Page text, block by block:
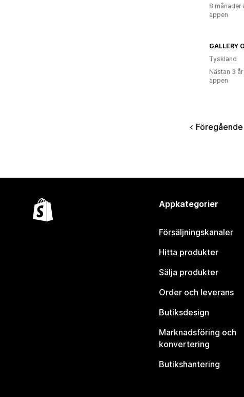
8 månader
appen
GALLERY
Tyskland
Nästan 3
appen
Föregående
Appkategorier
Försäljningskanaler
Hitta produkter
Sälja produkter
Order och leverans
Butiksdesign
Marknadsföring och
konvertering
Butikshantering